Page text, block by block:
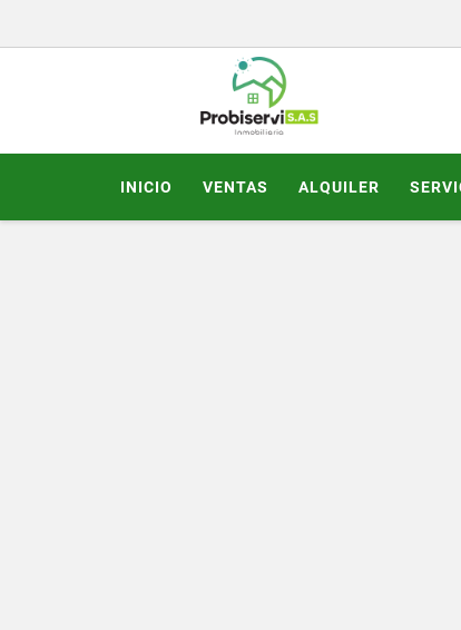
INICIO VENTAS ALQUILER